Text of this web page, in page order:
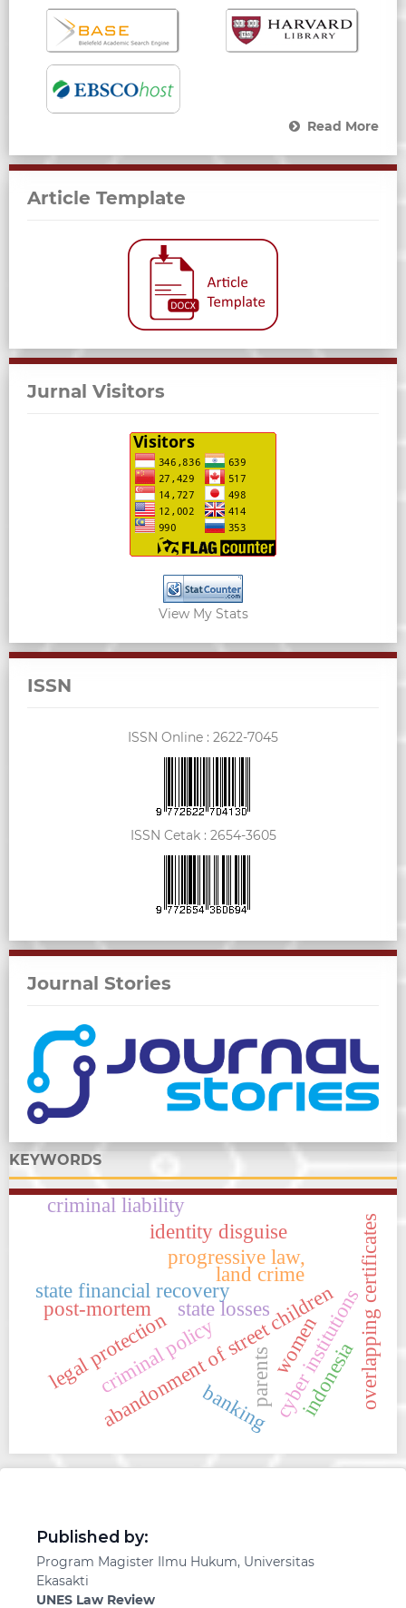
Read More
Article Template
Jurnal Visitors
View My Stats
ISSN
ISSN Online : 2622-7045
ISSN Cetak : 2654-3605
Journal Stories
KEYWORDS
progressive law,
state financial recovery
state losses
legal protection
abandonment of street children
parents
identity disguise
women
cyber institutions
banking
post-mortem
criminal liability
land crime overlapping certificates
criminal policy indonesia
Published by:
Program Magister Ilmu Hukum, Universitas
Ekasakti
UNES Law Review